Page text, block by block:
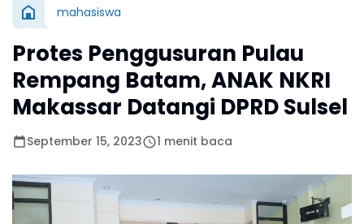
mahasiswa
Protes Penggusuran Pulau
Rempang Batam, ANAK NKRI
Makassar Datangi DPRD Sulsel
September 15, 2023 1 menit baca